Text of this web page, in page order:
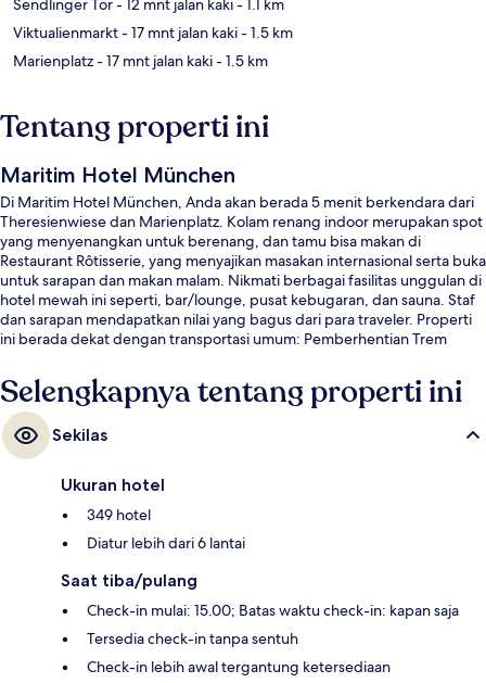
Sendlinger Tor- 12 mnt jalan kaki- 1.1 km
Viktualienmarkt- 17 mnt jalan kaki- 1.5 km
Marienplatz- 17 mnt jalan kaki- 1.5 km
Tentang properti ini
Maritim Hotel München
Di Maritim Hotel München, Anda akan berada 5 menit berkendara dari
Theresienwiese dan Marienplatz. Kolam renang indoor merupakan spot
yang menyenangkan untuk berenang, dan tamu bisa makan di
Restaurant Rôtisserie, yang menyajikan masakan internasional serta buka
untuk sarapan dan makan malam. Nikmati berbagai fasilitas unggulan di
hotel mewah ini seperti, bar/lounge, pusat kebugaran, dan sauna. Staf
dan sarapan mendapatkan nilai yang bagus dari para traveler. Properti
ini berada dekat dengan transportasi umum: Pemberhentian Trem
menit.
Selengkapnya tentang properti ini
Sekilas
Ukuran hotel
349 hotel
Diatur lebih dari 6 lantai
Saat tiba/pulang
Check-in mulai: 15.00; Batas waktu check-in: kapan saja
Tersedia check-in tanpa sentuh
Check-in lebih awal tergantung ketersediaan